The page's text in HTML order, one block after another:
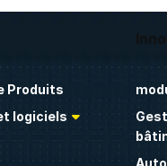
Produits
logiciels